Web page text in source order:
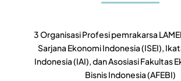
3 Organisasi Profesi pemrakarsa
Sarjana Ekonomi Indonesia (ISEI),
Indonesia (IAI), dan Asosiasi Fakultas
Bisnis Indonesia (AFEBI)